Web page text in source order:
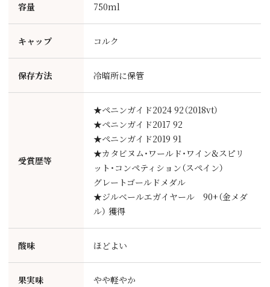
容量 750ml
キャップ コルク
保存方法 冷暗所に保管
受賞歴等
★ペニンガイド2024 92（2018vt）
★ペニンガイド2017 92
★ぺニンガイド2019 91
★カタビヌム・ワールド・ワイン&スピリ
ット・コンペティション（スペイン）
グレートゴールドメダル
★ジルベールエガイヤール 90+（金メダ
ル） 獲得
酸味 ほどよい
果実味 やや軽やか